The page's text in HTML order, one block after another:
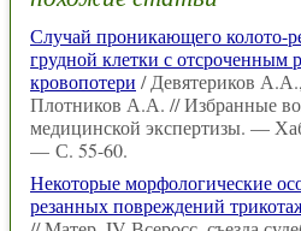
Случай проникающего колото-
грудной клетки с отсроченным
кровопотери / Девятериков
Плотников А.А. // Избранные
медицинской экспертизы. —
— С. 55-60.
Некоторые морфологические
резанных повреждений